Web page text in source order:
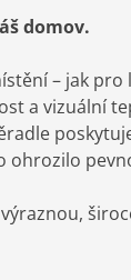
domov.
– jak
a vizuální
ohrozilo